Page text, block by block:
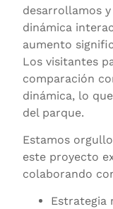
desarrollamos
dinámica
aumento
Los visitantes
comparación
dinámica, lo
del parque.
Estamos
este proyecto
colaborando
Estrategia